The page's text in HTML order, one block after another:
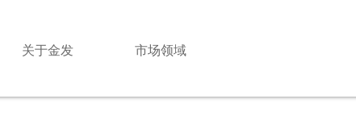
关于金发 市场领域